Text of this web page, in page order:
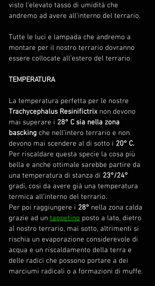
visto l’elevato tasso di umidità che
andremo ad avere all’interno del terrario.
Tutte le luci e lampada che andremo a
montare per il nostro terrario dovranno
essere collocate all’estero del terrario.
TEMPERATURA
La temperatura perfetta per le nostre
Trachycephalus Resinifictrix non devono
mai superare i 28° C sia nella zona
bascking che nell’intero terrario e non
devono mai scendere al di sotto i 20° C.
Per riscaldare questa specie la cosa più
bella e anche ottimale sarebbe partire da
una temperatura di stanza di 23°/24°
gradi, cosi da avere già una temperatura
termica all’interno del terrario.
Per poi raggiungere i 28° nella zona calda
grazie ad un tappetino posto a lato, dietro
al nostro terrario, mai sotto, altrimenti si
rischia un evaporazione considerevole di
acqua e un riscaldamento della terra e
delle radici che possono portare a dei
marciumi radicali o a formazioni di muffe.